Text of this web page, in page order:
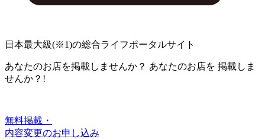
日本最大級(※1)の総合ライフポータルサイト
あなたのお店を掲載しませんか？ あなたのお店を 掲載しま
せんか？!
無料掲載・
内容変更のお申し込み